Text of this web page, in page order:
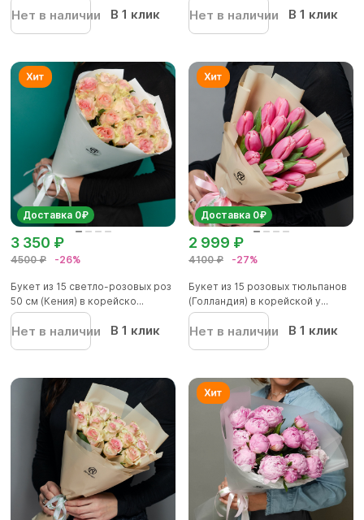
Нет в наличии В 1 клик Нет в наличии В 1 клик
Доставка 0₽
4500 ₽ -26%
3 350 ₽
Букет из 15 светло-розовых роз
50 см (Кения) в корейско...
Нет в наличии В 1 клик
Доставка 0₽
4100 ₽ -27%
2 999 ₽
Букет из 15 розовых тюльпанов
(Голландия) в корейской у...
Нет в наличии В 1 клик